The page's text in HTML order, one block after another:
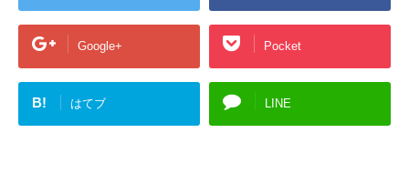
Google+ Pocket
B! はてブ LINE